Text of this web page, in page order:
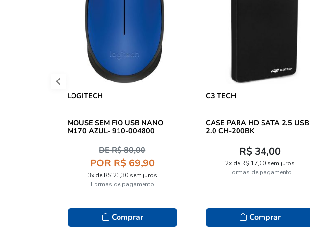
LOGITECH
MOUSE SEM FIO USB NANO
M170 AZUL- 910-004800
DE R$ 80,00
POR R$ 69,90
3x de R$ 23,30 sem juros
Formas de pagamento
Comprar
C3 TECH
CASE PARA HD SATA 2.5 USB
2.0 CH-200BK
R$ 34,00
2x de R$ 17,00 sem juros
Formas de pagamento
Comprar